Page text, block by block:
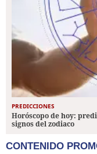
PREDICCIONES
Horóscopo de hoy:
signos del zodiaco
CONTENIDO